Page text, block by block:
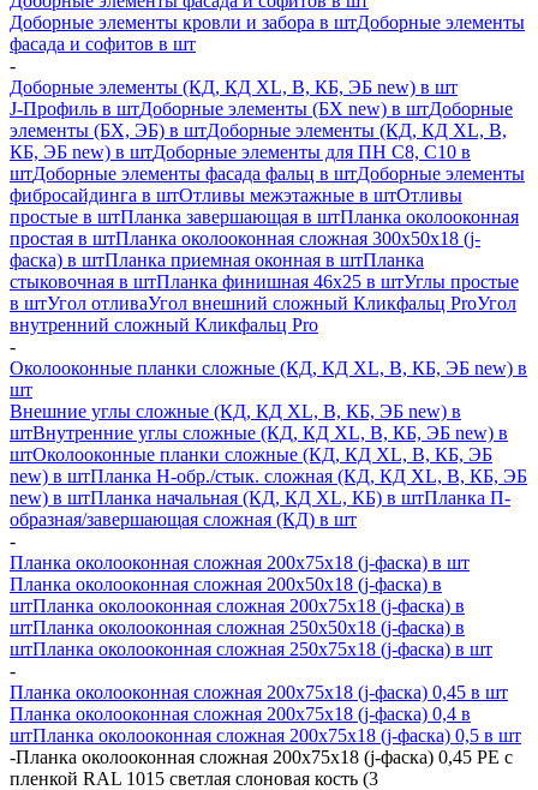
Доборные элементы кровли и забора в штДоборные элементы
фасада и софитов в шт
-
Доборные элементы (КД, КД XL, В, КБ, ЭБ new) в шт
J-Профиль в штДоборные элементы (БХ new) в штДоборные
элементы (БХ, ЭБ) в штДоборные элементы (КД, КД XL, В,
КБ, ЭБ new) в штДоборные элементы для ПН С8, С10 в
штДоборные элементы фасада фальц в штДоборные элементы
фибросайдинга в штОтливы межэтажные в штОтливы
простые в штПланка завершающая в штПланка околооконная
простая в штПланка околооконная сложная 300х50х18 (j-
фаска) в штПланка приемная оконная в штПланка
стыковочная в штПланка финишная 46х25 в штУглы простые
в штУгол отливаУгол внешний сложный Кликфальц ProУгол
внутренний сложный Кликфальц Pro
-
Околооконные планки сложные (КД, КД XL, В, КБ, ЭБ new) в
шт
Внешние углы сложные (КД, КД XL, В, КБ, ЭБ new) в
штВнутренние углы сложные (КД, КД XL, В, КБ, ЭБ new) в
штОколооконные планки сложные (КД, КД XL, В, КБ, ЭБ
new) в штПланка H-обр./стык. сложная (КД, КД XL, В, КБ, ЭБ
new) в штПланка начальная (КД, КД XL, КБ) в штПланка П-
образная/завершающая сложная (КД) в шт
-
Планка околооконная сложная 200х75х18 (j-фаска) в шт
Планка околооконная сложная 200х50х18 (j-фаска) в
штПланка околооконная сложная 200х75х18 (j-фаска) в
штПланка околооконная сложная 250х50х18 (j-фаска) в
штПланка околооконная сложная 250х75х18 (j-фаска) в шт
-
Планка околооконная сложная 200х75х18 (j-фаска) 0,45 в шт
Планка околооконная сложная 200х75х18 (j-фаска) 0,4 в
штПланка околооконная сложная 200х75х18 (j-фаска) 0,5 в шт
-Планка околооконная сложная 200х75х18 (j-фаска) 0,45 PE с
пленкой RAL 1015 светлая слоновая кость (3